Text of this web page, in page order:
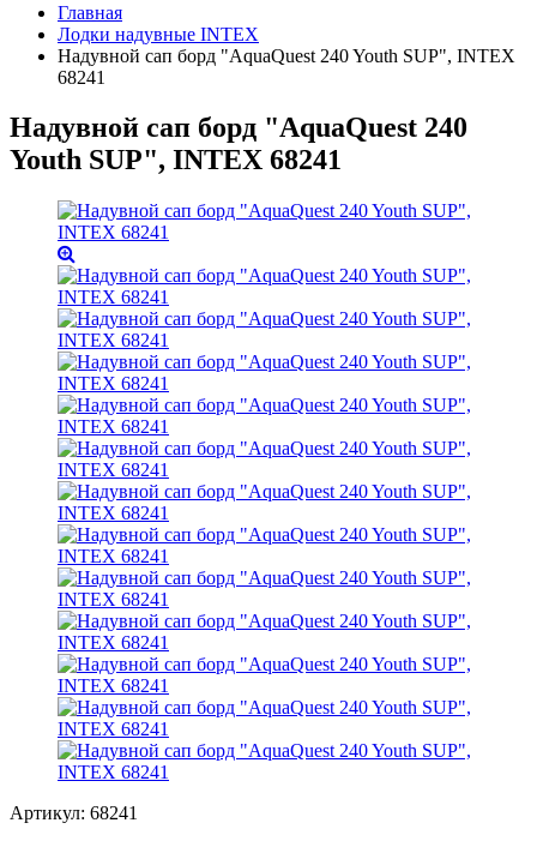
Главная
Лодки надувные INTEX
Надувной сап борд "AquaQuest 240 Youth SUP", INTEX
68241
Надувной сап борд "AquaQuest 240
Youth SUP", INTEX 68241
Артикул: 68241